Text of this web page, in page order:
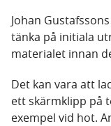
Johan
tänka på initiala
materialet innan
Det kan vara att
ett skärmklipp på
exempel vid hot.